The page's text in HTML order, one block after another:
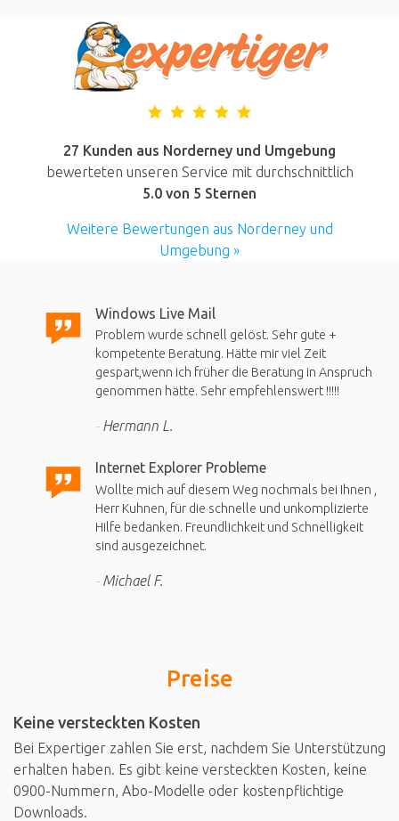
27 Kunden aus Norderney und Umgebung
bewerteten unseren Service mit durchschnittlich
5.0 von 5 Sternen
Weitere Bewertungen aus Norderney und
Umgebung »
Windows Live Mail
Problem wurde schnell gelöst. Sehr gute +
kompetente Beratung. Hätte mir viel Zeit
gespart,wenn ich früher die Beratung in Anspruch
genommen hätte. Sehr empfehlenswert !!!!!
Hermann L.
Internet Explorer Probleme
Wollte mich auf diesem Weg nochmals bei Ihnen ,
Herr Kuhnen, für die schnelle und unkomplizierte
Hilfe bedanken. Freundlichkeit und Schnelligkeit
sind ausgezeichnet.
Michael F.
Preise
Keine versteckten Kosten
Bei Expertiger zahlen Sie erst, nachdem Sie Unterstützung
erhalten haben. Es gibt keine versteckten Kosten, keine
0900-Nummern, Abo-Modelle oder kostenpflichtige
Downloads.